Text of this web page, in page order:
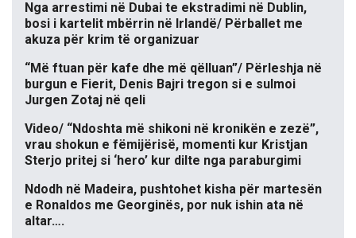
Nga arrestimi në Dubai te ekstradimi në Dublin,
bosi i kartelit mbërrin në Irlandë/ Përballet me
akuza për krim të organizuar
“Më ftuan për kafe dhe më qëlluan”/ Përleshja në
burgun e Fierit, Denis Bajri tregon si e sulmoi
Jurgen Zotaj në qeli
Video/ “Ndoshta më shikoni në kronikën e zezë”,
vrau shokun e fëmijërisë, momenti kur Kristjan
Sterjo pritej si ‘hero’ kur dilte nga paraburgimi
Ndodh në Madeira, pushtohet kisha për martesën
e Ronaldos me Georginës, por nuk ishin ata në
altar….